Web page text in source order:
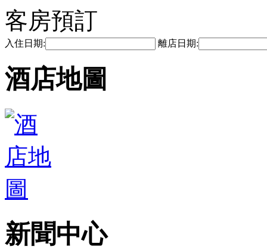
客房預訂
入住日期: 離店日期:
酒店地圖
新聞中心